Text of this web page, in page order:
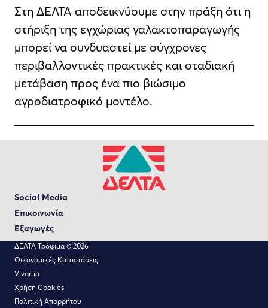
Στη ΔΕΛΤΑ αποδεικνύουμε στην πράξη ότι η
στήριξη της εγχώριας γαλακτοπαραγωγής
μπορεί να συνδυαστεί με σύγχρονες
περιβαλλοντικές πρακτικές και σταδιακή
μετάβαση προς ένα πιο βιώσιμο
αγροδιατροφικό μοντέλο.
Social Media
Επικοινωνία
Εξαγωγές
ΔΕΛΤΑ Τρόφιμα © 2026
Οικονομικές Καταστάσεις
Vivartia
Χρήση Cookies
Πολιτική Απορρήτου